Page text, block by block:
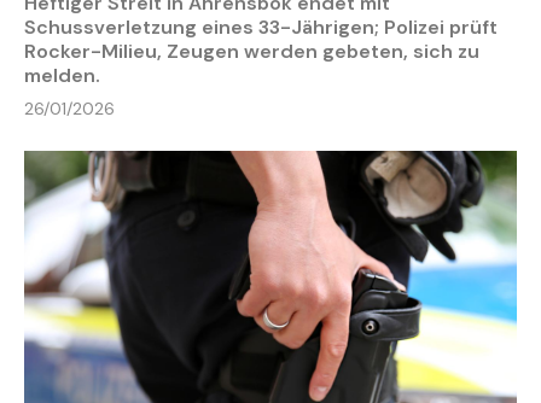
Schussverletzung eines 33-Jährigen; Polizei prüft
Rocker-Milieu, Zeugen werden gebeten, sich zu
melden.
26/01/2026